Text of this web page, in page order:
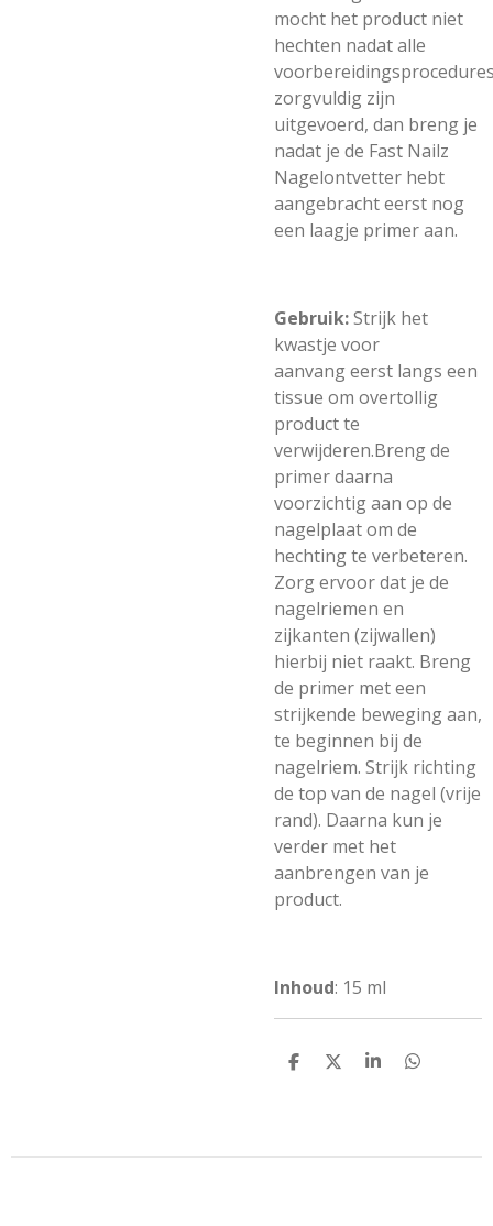
mocht het product niet
hechten nadat alle
zorgvuldig zijn
uitgevoerd, dan breng je
nadat je de Fast Nailz
Nagelontvetter hebt
aangebracht eerst nog
een laagje primer aan.
Gebruik:Strijk het
kwastje voor
aanvang eerst langs een
tissue om overtollig
product te
verwijderen.Breng de
primer daarna
voorzichtig aan op de
nagelplaat om de
hechting te verbeteren.
Zorg ervoor dat je de
nagelriemen en
zijkanten (zijwallen)
hierbij niet raakt. Breng
de primer met een
strijkende beweging aan,
te beginnen bij de
nagelriem. Strijk richting
de top van de nagel (vrije
rand). Daarna kun je
verder met het
aanbrengen van je
product.
Inhoud: 15 ml
D
D
S
D